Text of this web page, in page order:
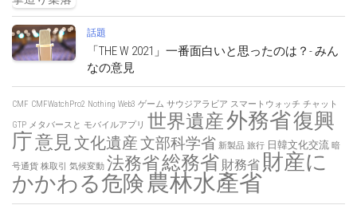
話題
「THE W 2021」一番面白いと思ったのは？- みん
なの意見
CMF CMFWatchPro2 Nothing Web3 ゲーム サウジアラビア スマートウォッチ チャット
GTP メタバースと モバイルアプリ 世界遺産外務省復興
庁意見文化遺産文部科学省 新製品 旅行 日韓文化交流 暗
号通貨 株取引 気候変動 法務省総務省 財務省 財産に
かかわる危険 農林水產省